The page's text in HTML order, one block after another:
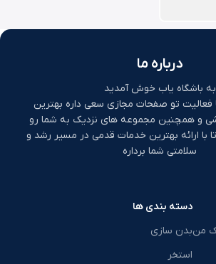
درباره ما
به باشگاه یاب خوش آمدید
فعالیت تو صفحات مجازی سعی داره بهترین
و همچنین مجموعه های نزدیک به شما رو
با ارائه بهترین خدمات قدمی در مسیر رشد و
سلامتی شما برداره
من
دسته بندی ها
بدن سازی
استخر